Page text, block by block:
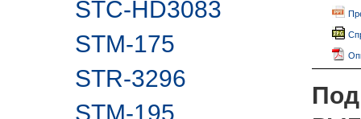
STC-HD3083
STM-175
STR-3296
STM-195